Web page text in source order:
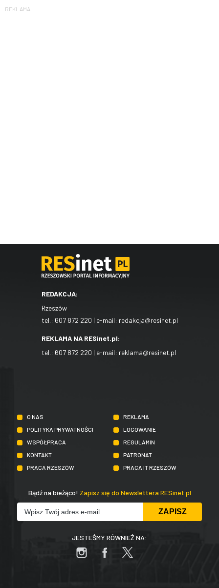
REKLAMA
REDAKCJA:
Rzeszów
tel.: 607 872 220 | e-mail: redakcja@resinet.pl
REKLAMA NA RESinet.pl:
tel.: 607 872 220 | e-mail: reklama@resinet.pl
O NAS
REKLAMA
POLITYKA PRYWATNOŚCI
LOGOWANIE
WSPÓŁPRACA
REGULAMIN
KONTAKT
PATRONAT
PRACA RZESZÓW
PRACA IT RZESZÓW
Bądź na bieżąco! Zapisz się do Newslettera RESinet.pl
JESTEŚMY RÓWNIEŻ NA: